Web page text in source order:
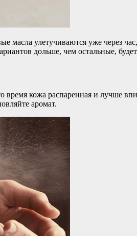
масла улетучиваются уже через
дольше, чем остальные, будет
время кожа распаренная и лучше
аромат.